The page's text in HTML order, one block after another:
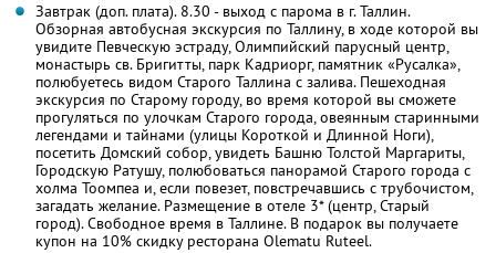
Завтрак (доп. плата). 8.30 - выход с парома в г. Таллин.
Обзорная автобусная экскурсия по Таллину, в ходе которой вы
увидите Певческую эстраду, Олимпийский парусный центр,
монастырь св. Бригитты, парк Кадриорг, памятник «Русалка»,
полюбуетесь видом Старого Таллина с залива. Пешеходная
экскурсия по Старому городу, во время которой вы сможете
прогуляться по улочкам Старого города, овеянным старинными
легендами и тайнами (улицы Короткой и Длинной Ноги),
посетить Домский собор, увидеть Башню Толстой Маргариты,
Городскую Ратушу, полюбоваться панорамой Старого города с
холма Тоомпеа и, если повезет, повстречавшись с трубочистом,
загадать желание. Размещение в отеле 3* (центр, Старый
город). Свободное время в Таллине. В подарок вы получаете
купон на 10% скидку ресторана Olematu Ruteel.